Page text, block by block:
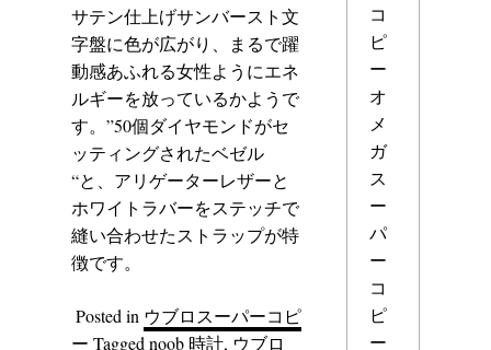
サテン仕上げサンバースト文
字盤に色が広がり、まるで躍
動感あふれる女性ようにエネ
ルギーを放っているかようで
す。”50個ダイヤモンドがセ
ッティングされたベゼル
“と、アリゲーターレザーと
ホワイトラバーをステッチで
縫い合わせたストラップが特
徴です。
Posted in ウブロスーパーコピ
ー Tagged noob 時計, ウブロ
コ
ピ
ー
オ
メ
ガ
ス
ー
パ
ー
コ
ピ
ー